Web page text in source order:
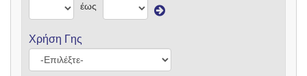
έως
Χρήση Γης